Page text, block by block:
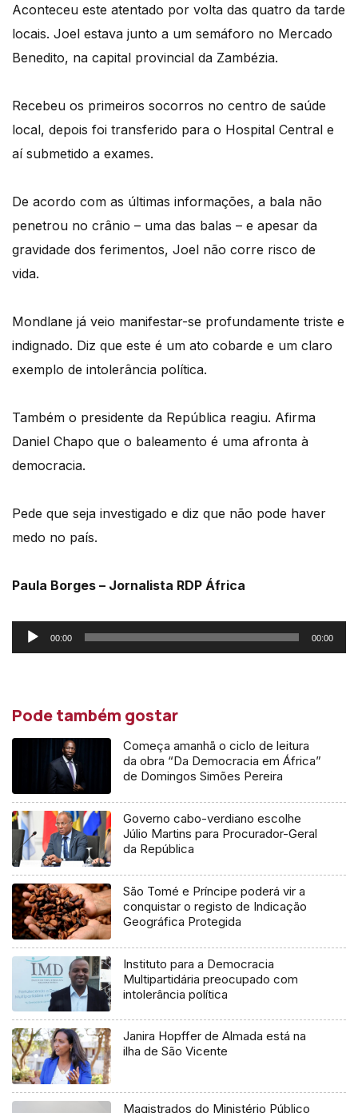
Aconteceu este atentado por volta das quatro da tarde
locais. Joel estava junto a um semáforo no Mercado
Benedito, na capital provincial da Zambézia.
Recebeu os primeiros socorros no centro de saúde
local, depois foi transferido para o Hospital Central e
aí submetido a exames.
De acordo com as últimas informações, a bala não
penetrou no crânio – uma das balas – e apesar da
gravidade dos ferimentos, Joel não corre risco de
vida.
Mondlane já veio manifestar-se profundamente triste e
indignado. Diz que este é um ato cobarde e um claro
exemplo de intolerância política.
Também o presidente da República reagiu. Afirma
Daniel Chapo que o baleamento é uma afronta à
democracia.
Pede que seja investigado e diz que não pode haver
medo no país.
Paula Borges – Jornalista RDP África
Reprodutor
de
00:00 00:00
Pode também gostar
Começa amanhã o ciclo de leitura
da obra “Da Democracia em África”
de Domingos Simões Pereira
Governo cabo-verdiano escolhe
Júlio Martins para Procurador-Geral
da República
São Tomé e Príncipe poderá vir a
conquistar o registo de Indicação
Geográfica Protegida
Instituto para a Democracia
Multipartidária preocupado com
intolerância política
Janira Hopffer de Almada está na
ilha de São Vicente
Magistrados do Ministério Público